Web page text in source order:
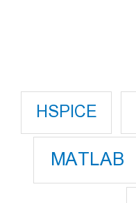
HSPICE
MATLAB